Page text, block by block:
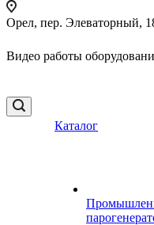
Орел, пер. Элеваторный,
Видео работы
Каталог